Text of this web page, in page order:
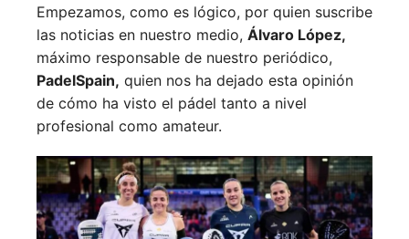
Empezamos, como es lógico, por quien suscribe
las noticias en nuestro medio, Álvaro López,
máximo responsable de nuestro periódico,
PadelSpain, quien nos ha dejado esta opinión
de cómo ha visto el pádel tanto a nivel
profesional como amateur.